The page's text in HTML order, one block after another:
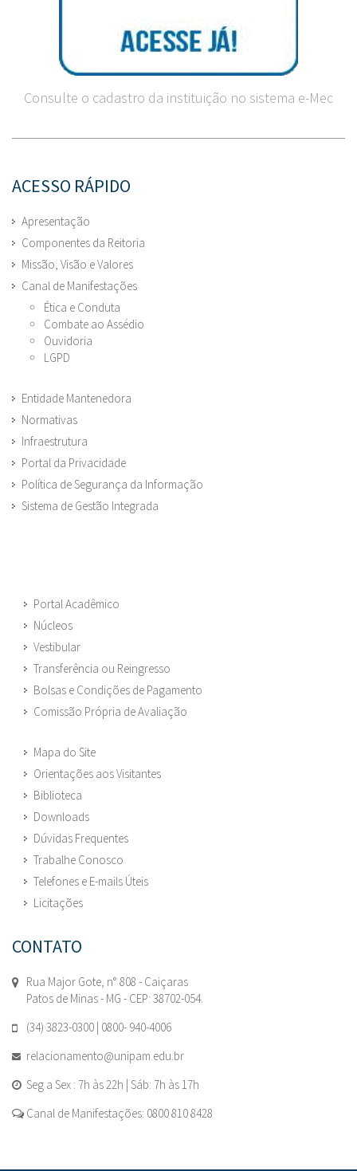
Consulte o cadastro da instituição no sistema e-Mec
ACESSO RÁPIDO
Apresentação
Componentes da Reitoria
Missão, Visão e Valores
Canal de Manifestações
Ética e Conduta
Combate ao Assédio
Ouvidoria
LGPD
Entidade Mantenedora
Normativas
Infraestrutura
Portal da Privacidade
Política de Segurança da Informação
Sistema de Gestão Integrada
Portal Acadêmico
Núcleos
Vestibular
Transferência ou Reingresso
Bolsas e Condições de Pagamento
Comissão Própria de Avaliação
Mapa do Site
Orientações aos Visitantes
Biblioteca
Downloads
Dúvidas Frequentes
Trabalhe Conosco
Telefones e E-mails Úteis
Licitações
CONTATO
Rua Major Gote, n° 808 - Caiçaras
Patos de Minas - MG - CEP: 38702-054.
(34) 3823-0300 | 0800- 940-4006
relacionamento@unipam.edu.br
Seg a Sex : 7h às 22h | Sáb: 7h às 17h
Canal de Manifestações: 0800 810 8428